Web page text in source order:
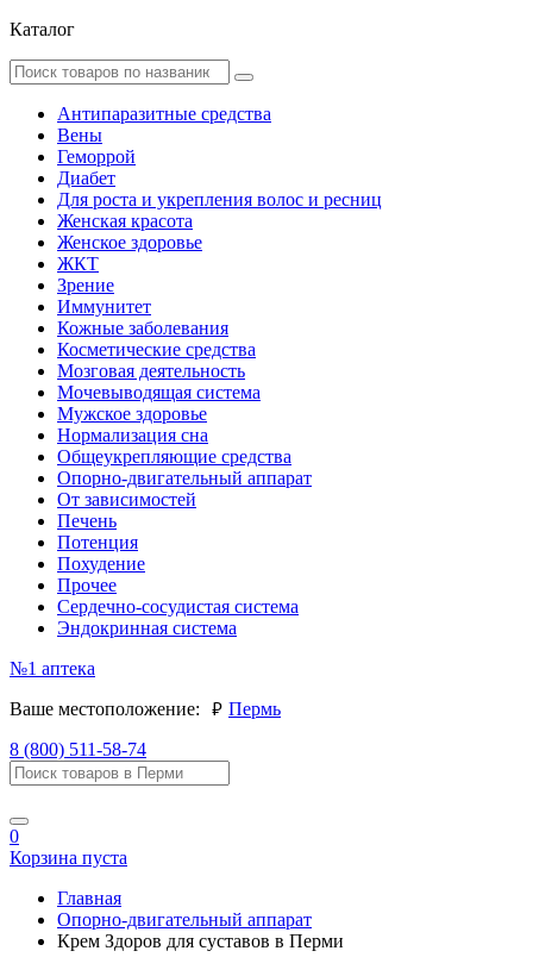
Каталог
Антипаразитные средства
Вены
Геморрой
Диабет
Для роста и укрепления волос и ресниц
Женская красота
Женское здоровье
ЖКТ
Зрение
Иммунитет
Кожные заболевания
Косметические средства
Мозговая деятельность
Мочевыводящая система
Мужское здоровье
Нормализация сна
Общеукрепляющие средства
Опорно-двигательный аппарат
От зависимостей
Печень
Потенция
Похудение
Прочее
Сердечно-сосудистая система
Эндокринная система
№1 аптека
Ваше местоположение:
руб. Пермь
8 (800) 511-58-74
0
Корзина пуста
Главная
Опорно-двигательный аппарат
Крем Здоров для суставов в Перми